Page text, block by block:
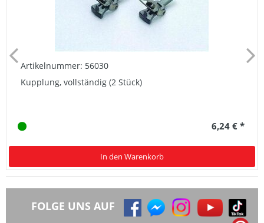
Artikelnummer: 56030
Kupplung, vollständig (2 Stück)
6,24 € *
In den Warenkorb
FOLGE UNS AUF